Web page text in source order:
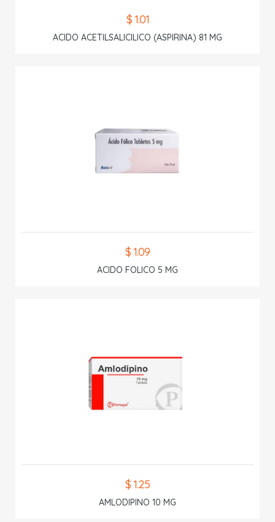
$ 1.01
ACIDO ACETILSALICILICO (ASPIRINA) 81 MG
$ 1.09
ACIDO FOLICO 5 MG
$ 1.25
AMLODIPINO 10 MG